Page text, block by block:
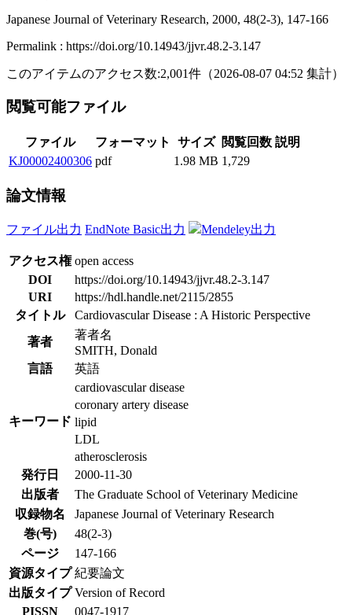
Japanese Journal of Veterinary Research, 2000, 48(2-3), 147-166
Permalink : https://doi.org/10.14943/jjvr.48.2-3.147
このアイテムのアクセス数:2,001件 （2026-08-07 04:52 集計）
閲覧可能ファイル
ファイル フォーマット サイズ 閲覧回数 説明
KJ00002400306 pdf 1.98 MB 1,729
論文情報
ファイル出力 EndNote Basic出力 Mendeley出力
アクセス権 open access
DOI
https://doi.org/10.14943/jjvr.48.2-3.147
URI
https://hdl.handle.net/2115/2855
タイトル
Cardiovascular Disease : A Historic Perspective
著者
著者名
SMITH, Donald
言語
英語
キーワード
cardiovascular disease
coronary artery disease
lipid
LDL
atherosclerosis
発行日
2000-11-30
出版者
The Graduate School of Veterinary Medicine
収録物名
Japanese Journal of Veterinary Research
巻(号)
48(2-3)
ページ
147-166
資源タイプ 紀要論文
出版タイプ Version of Record
PISSN
0047-1917